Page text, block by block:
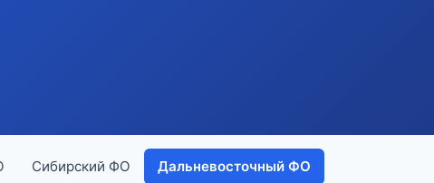
Сибирский ФО Дальневосточный ФО